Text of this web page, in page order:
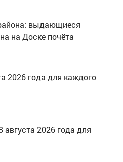
выдающиеся
на Доске почёта
2026 года для каждого
2026 года для